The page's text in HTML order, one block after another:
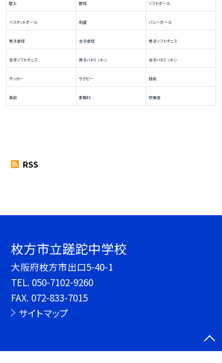
陸上 野球 ソフトボール
バスケットボール 剣道 バレーボール
男子卓球 女子卓球 男子ソフトテニス
女子ソフトテニス 男子バドミントン 女子バドミントン
サッカー ラグビー 技術
美術 家庭科 吹奏楽
RSS
枚方市立蹉跎中学校
大阪府枚方市出口5-40-1
TEL. 050-7102-9260
FAX. 072-833-7015
サイトマップ